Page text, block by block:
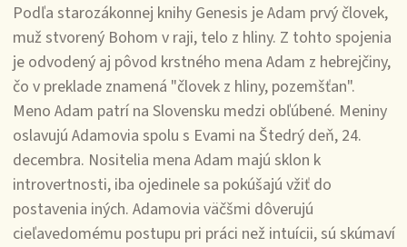
Podľa starozákonnej knihy Genesis je Adam prvý človek,
muž stvorený Bohom v raji, telo z hliny. Z tohto spojenia
je odvodený aj pôvod krstného mena Adam z hebrejčiny,
čo v preklade znamená "človek z hliny, pozemšťan".
Meno Adam patrí na Slovensku medzi obľúbené. Meniny
oslavujú Adamovia spolu s Evami na Štedrý deň, 24.
decembra. Nositelia mena Adam majú sklon k
introvertnosti, iba ojedinele sa pokúšajú vžiť do
postavenia iných. Adamovia väčšmi dôverujú
cieľavedomému postupu pri práci než intuícii, sú skúmaví